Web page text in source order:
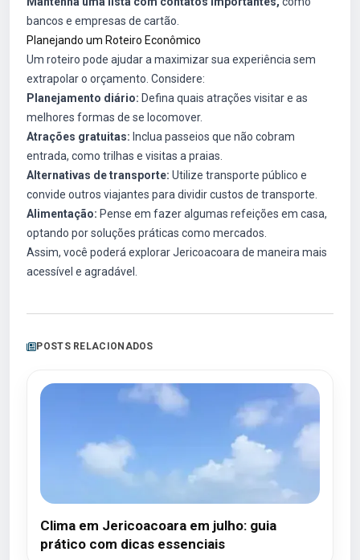
bancos e empresas de cartão.
Planejando um Roteiro Econômico
Um roteiro pode ajudar a maximizar sua experiência sem
extrapolar o orçamento. Considere:
Planejamento diário: Defina quais atrações visitar e as
melhores formas de se locomover.
Atrações gratuitas: Inclua passeios que não cobram
entrada, como trilhas e visitas a praias.
Alternativas de transporte: Utilize transporte público e
convide outros viajantes para dividir custos de transporte.
Alimentação: Pense em fazer algumas refeições em casa,
optando por soluções práticas como mercados.
Assim, você poderá explorar Jericoacoara de maneira mais
acessível e agradável.
POSTS RELACIONADOS
Clima em Jericoacoara em julho: guia
prático com dicas essenciais